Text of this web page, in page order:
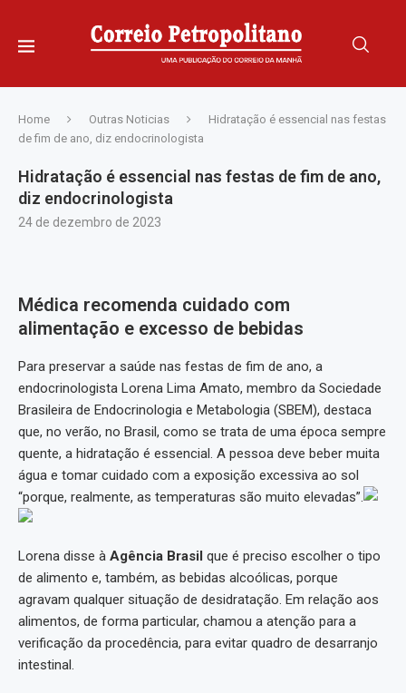
Home Outras Noticias
Hidratação é essencial nas festas
de fim de ano, diz endocrinologista
Hidratação é essencial nas festas de fim de ano,
diz endocrinologista
24 de dezembro de 2023
Médica recomenda cuidado com
alimentação e excesso de bebidas
Para preservar a saúde nas festas de fim de ano, a
endocrinologista Lorena Lima Amato, membro da Sociedade
Brasileira de Endocrinologia e Metabologia (SBEM), destaca
que, no verão, no Brasil, como se trata de uma época sempre
quente, a hidratação é essencial. A pessoa deve beber muita
água e tomar cuidado com a exposição excessiva ao sol
“porque, realmente, as temperaturas são muito elevadas”.
Lorena disse à Agência Brasil que é preciso escolher o tipo
de alimento e, também, as bebidas alcoólicas, porque
agravam qualquer situação de desidratação. Em relação aos
alimentos, de forma particular, chamou a atenção para a
verificação da procedência, para evitar quadro de desarranjo
intestinal.